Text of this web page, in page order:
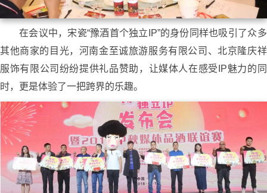
在会议中，宋瓷“豫酒首个独立IP”的身份同样也吸引了众多
其他商家的目光，河南金至诚旅游服务有限公司、北京隆庆祥
服饰有限公司纷纷提供礼品赞助，让媒体人在感受IP魅力的同
时，更是体验了一把跨界的乐趣。